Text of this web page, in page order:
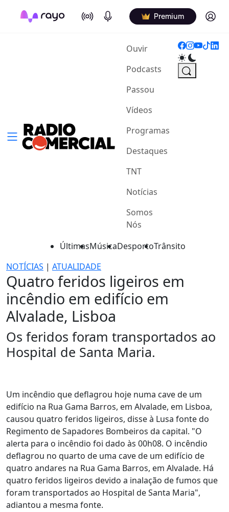
On Air Podcasts Premium Log in
Ouvir(current)
Podcasts
Passou
Vídeos
Programas
Destaques
TNT
Notícias
Somos
Nós
ÚltimasMúsicaDesportoTrânsito
NOTÍCIAS | ATUALIDADE
Quatro feridos ligeiros em
incêndio em edifício em
Alvalade, Lisboa
Os feridos foram transportados ao
Hospital de Santa Maria.
Um incêndio que deflagrou hoje numa cave de um
edifício na Rua Gama Barros, em Alvalade, em Lisboa,
causou quatro feridos ligeiros, disse à Lusa fonte do
Regimento de Sapadores Bombeiros da capital. "O
alerta para o incêndio foi dado às 00h08. O incêndio
deflagrou no quarto de uma cave de um edifício de
quatro andares na Rua Gama Barros, em Alvalade. Há
quatro feridos ligeiros devido a inalação de fumos que
foram transportados ao Hospital de Santa Maria",
adiantou a mesma fonte.